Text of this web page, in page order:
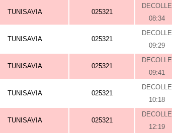
TUNISAVIA 025321
DECOLLE
08:34
TUNISAVIA 025321
DECOLLE
09:29
TUNISAVIA 025321
DECOLLE
09:41
TUNISAVIA 025321
DECOLLE
10:18
TUNISAVIA 025321
DECOLLE
12:19